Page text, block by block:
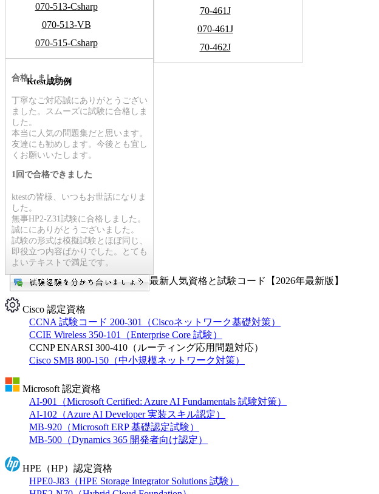
070-513-Csharp
070-513-VB
070-515-Csharp
70-461J
070-461J
70-462J
Ktest成功例
合格しました
丁寧なご対応誠にありがとうござい
ました。スムーズに試験に合格しま
した。
本当に人気の問題集だと思います。
友達にも勧めします。今後とも宜し
くお願いいたします。
1回で合格できました
ktestの皆様、いつもお世話になりま
した。
無事HP2-Z31試験に合格しました。
誠ににありがとうございました。
試験の形式は模擬試験とほぼ同じ、
即役立つ内容ばかりでした。とても
よいテキストで満足です。
最新人気資格と試験コード【2026年最新版】
Cisco 認定資格
CCNA 試験コード 200-301（Ciscoネットワーク基礎対策）
CCIE Wireless 350-101（Enterprise Core 試験）
CCNP ENARSI 300-410（ルーティング応用問題対応）
Cisco SMB 800-150（中小規模ネットワーク対策）
Microsoft 認定資格
AI-901（Microsoft Certified: Azure AI Fundamentals 試験対策）
AI-102（Azure AI Developer 実装スキル認定）
MB-920（Microsoft ERP 基礎認定試験）
MB-500（Dynamics 365 開発者向け認定）
HPE（HP）認定資格
HPE0-J83（HPE Storage Integrator Solutions 試験）